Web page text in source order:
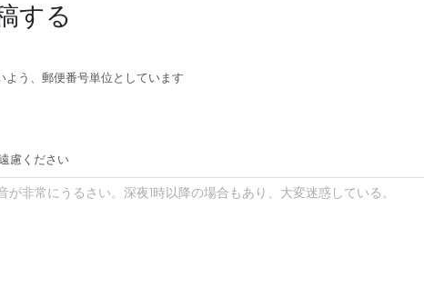
する
よう、郵便番号単位としています
慮ください